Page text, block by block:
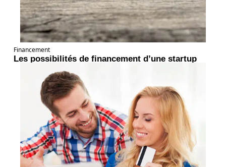
Financement
Les possibilités de financement d’une startup